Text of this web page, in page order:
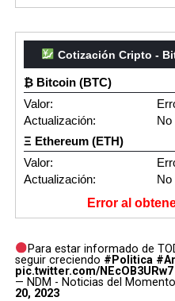
Cotización Cripto -
₿ Bitcoin (BTC)
Valor:
Actualización:
No
Ξ Ethereum (ETH)
Valor:
Actualización:
No
Error al
Para estar informado de
seguir creciendo #Politica
pic.twitter.com/NEcOB3URw7
— NDM - Noticias del
20, 2023